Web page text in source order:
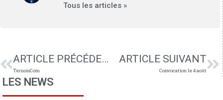
Tous les articles »
ARTICLE PRÉCÉDENT
TernoisCom
ARTICLE SUIVANT
Convocation le 4 août
LES NEWS